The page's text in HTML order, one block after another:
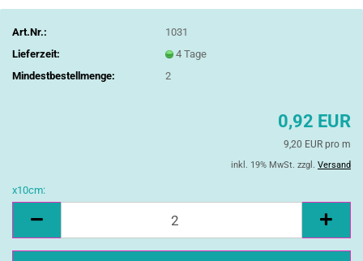
Art.Nr.:
1031
Lieferzeit:
4 Tage
Mindestbestellmenge:
2
0,92 EUR
9,20 EUR pro m
inkl. 19% MwSt. zzgl. Versand
x10cm: